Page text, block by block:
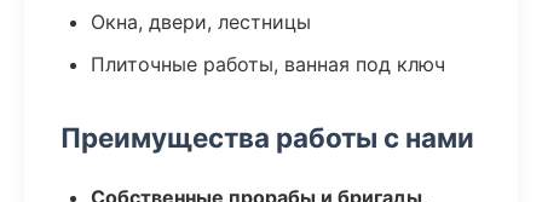
Окна, двери, лестницы
Плиточные работы, ванная под ключ
Преимущества работы с нами
Собственные прорабы и бригады,